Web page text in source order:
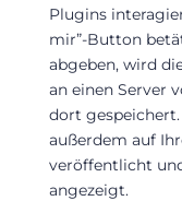
Plugins
mir”-Button
abgeben, wird
an einen Server
dort
außerdem auf
veröffentlicht
angezeigt.